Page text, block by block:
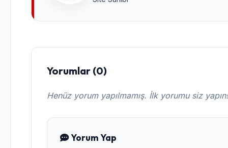
Yorumlar (0)
Henüz yorum yapılmamış. İlk yorumu siz yapın!
Yorum Yap